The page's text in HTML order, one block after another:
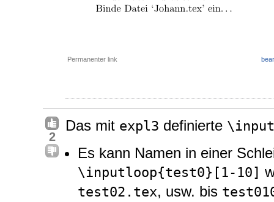
Permanenter link
2
Das mit expl3 definierte
Es kann Namen in einer
\inputloop{test0}[1-10]
test02.tex, usw. bis